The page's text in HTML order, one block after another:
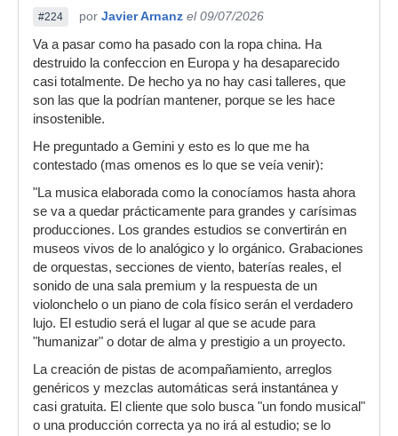
para luego romper su trabajo con nuestras
propias ideas. Mi lucha con Suno es solamente
porque no consigo que deje de intercalar
fragmentos con baterías acústicas o
electrónicas, incluídas las pistas tranquilas o
cinemáticas. Si alguien tiene alguna idea de
cómo impedir eso le agradeceré que me lo
explique, porque Suno parece ir a su bola y no
hacer caso de las prohibiciones en los prompts.
#224 por Javier Arnanz el 09/07/2026
Va a pasar como ha pasado con la ropa china. Ha
destruido la confeccion en Europa y ha desaparecido
casi totalmente. De hecho ya no hay casi talleres, que
son las que la podrían mantener, porque se les hace
insostenible.
He preguntado a Gemini y esto es lo que me ha
contestado (mas omenos es lo que se veía venir):
"La musica elaborada como la conocíamos hasta ahora
se va a quedar prácticamente para grandes y carísimas
producciones. Los grandes estudios se convertirán en
museos vivos de lo analógico y lo orgánico. Grabaciones
de orquestas, secciones de viento, baterías reales, el
sonido de una sala premium y la respuesta de un
violonchelo o un piano de cola físico serán el verdadero
lujo. El estudio será el lugar al que se acude para
"humanizar" o dotar de alma y prestigio a un proyecto.
La creación de pistas de acompañamiento, arreglos
genéricos y mezclas automáticas será instantánea y
casi gratuita. El cliente que solo busca "un fondo musical"
o una producción correcta ya no irá al estudio; se lo